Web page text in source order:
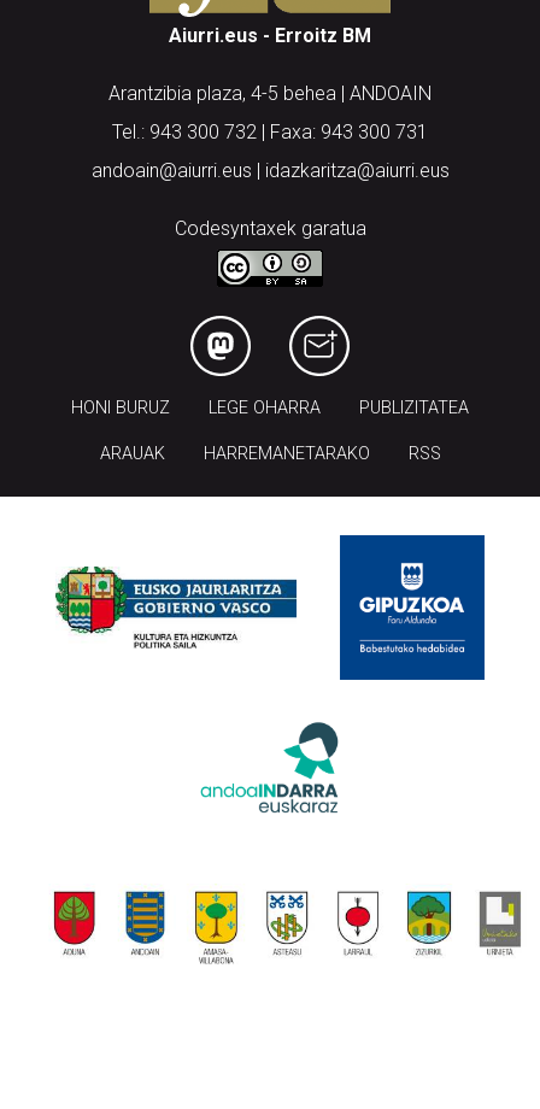
Aiurri.eus - Erroitz BM
Arantzibia plaza, 4-5 behea | ANDOAIN
Tel.: 943 300 732 | Faxa: 943 300 731
andoain@aiurri.eus | idazkaritza@aiurri.eus
Codesyntaxek garatua
HONI BURUZ LEGE OHARRA PUBLIZITATEA
ARAUAK HARREMANETARAKO RSS